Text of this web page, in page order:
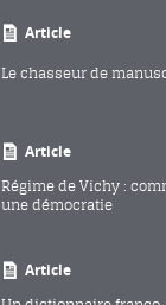
Article
Le chasseur de
Article
Régime de Vichy :
une démocratie
Article